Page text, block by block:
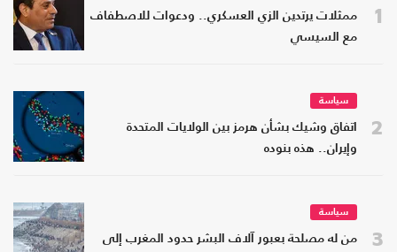
1
ممثلات يرتدين الزي العسكري.. ودعوات للاصطفاف
مع السيسي
2
سياسة
اتفاق وشيك بشأن هرمز بين الولايات المتحدة
وإيران.. هذه بنوده
3
سياسة
من له مصلحة بعبور آلاف البشر حدود المغرب إلى